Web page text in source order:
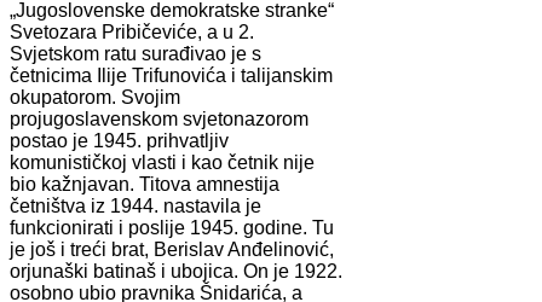
„Jugoslovenske demokratske stranke“
Svetozara Pribičeviće, a u 2.
Svjetskom ratu surađivao je s
četnicima Ilije Trifunovića i talijanskim
okupatorom. Svojim
projugoslavenskom svjetonazorom
postao je 1945. prihvatljiv
komunističkoj vlasti i kao četnik nije
bio kažnjavan. Titova amnestija
četništva iz 1944. nastavila je
funkcionirati i poslije 1945. godine. Tu
je još i treći brat, Berislav Anđelinović,
orjunaški batinaš i ubojica. On je 1922.
osobno ubio pravnika Šnidarića, a